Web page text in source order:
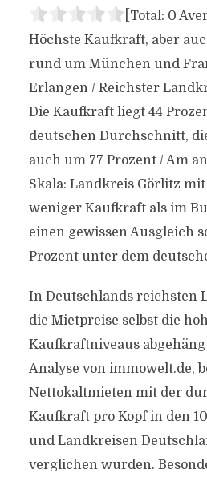
[Total: 0
Höchste Kaufkraft, aber
rund um München und
Erlangen / Reichster
Die Kaufkraft liegt 44
deutschen Durchschnitt,
auch um 77 Prozent / Am
Skala: Landkreis Görlitz mit
weniger Kaufkraft als im
einen gewissen Ausgleich
Prozent unter dem
In Deutschlands reichsten
die Mietpreise selbst die
Kaufkraftniveaus
Analyse von immowelt.de,
Nettokaltmieten mit der
Kaufkraft pro Kopf in den
und Landkreisen
verglichen wurden.